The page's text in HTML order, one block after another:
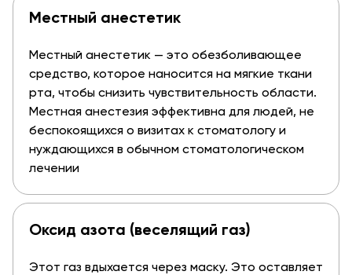
Местный анестетик
Местный анестетик — это обезболивающее
средство, которое наносится на мягкие ткани
рта, чтобы снизить чувствительность области.
Местная анестезия эффективна для людей, не
беспокоящихся о визитах к стоматологу и
нуждающихся в обычном стоматологическом
лечении
Оксид азота (веселящий газ)
Этот газ вдыхается через маску. Это оставляет